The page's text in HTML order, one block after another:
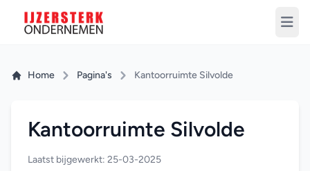
Home Pagina's Kantoorruimte Silvolde
Kantoorruimte Silvolde
Laatst bijgewerkt: 25-03-2025